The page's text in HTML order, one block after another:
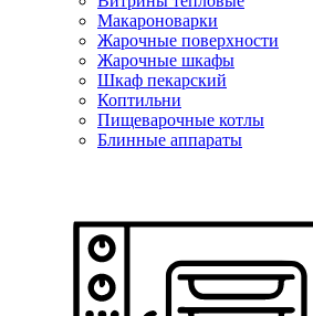
Макароноварки
Жарочные поверхности
Жарочные шкафы
Шкаф пекарский
Коптильни
Пищеварочные котлы
Блинные аппараты